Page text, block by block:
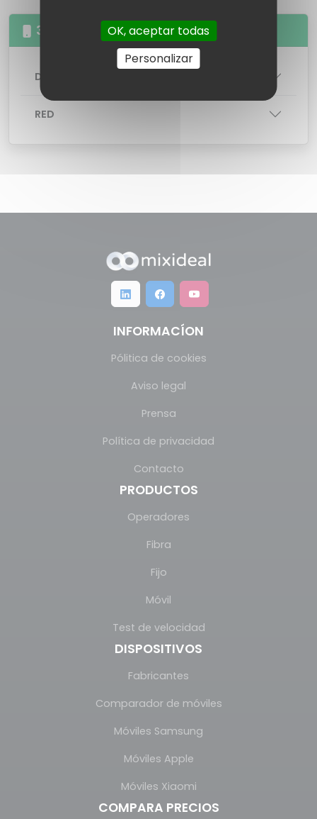
3GB 100 minutos a fijos y móviles
DETALLES DE LA TARIFA
RED
INFORMACÍON
Pólitica de cookies
Aviso legal
Prensa
Política de privacidad
Contacto
PRODUCTOS
Operadores
Fibra
Fijo
Móvil
Test de velocidad
DISPOSITIVOS
Fabricantes
Comparador de móviles
Móviles Samsung
Móviles Apple
Móviles Xiaomi
COMPARA PRECIOS
OK, aceptar todas
Personalizar